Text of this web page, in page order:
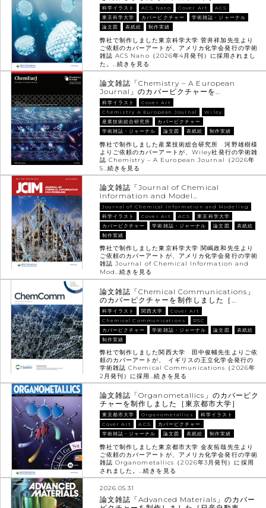
科学イラスト ACS Nano Cover Art
ACS
東京科学大学
カバーピクチャー
学術雑誌・ジャーナル
論文図
表紙絵 制作実績
弊社で制作しました東京科学大学 菅井祥加先生より
ご依頼のカバーアートが、アメリカ化学会発行の学術
雑誌 ACS Nano（2026年4月発刊）に採用されまし
た。…続きを見る
論文雑誌「Chemistry – A European
Journal」のカバーピクチャーを…
科学イラスト
Cover Art
Chemistry A European Journal
Wiley
産業技術総合研究所
カバーピクチャー
学術雑誌・ジャーナル
論文図 表紙絵 制作実績
弊社で制作しました産業技術総合研究所 河野雄樹様
よりご依頼のカバーアートが、Wiley社発行の学術雑
誌 Chemistry – A European Journal（2026年
5…続きを見る
論文雑誌「Journal of Chemical
Information and Model…
Journal of Chemical Information and Modeling
科学イラスト
Cover Art ACS
東京科学大学
カバーピクチャー
学術雑誌・ジャーナル 論文図
表紙絵
制作実績
弊社で制作しました東京科学大学 関嶋政和先生より
ご依頼のカバーアートが、アメリカ化学会発行の学術
雑誌 Journal of Chemical Information and
Mod…続きを見る
論文雑誌「Chemical Communications」
のカバーピクチャーを制作しました［…
科学イラスト 関西大学
Cover Art
Chemical Communications
RSC
カバーピクチャー
学術雑誌・ジャーナル 論文図
表紙絵
制作実績
弊社で制作しました関西大学 田中俊輔先生よりご依
頼のカバーアートが、 イギリスの王立化学会発行の
学術雑誌 Chemical Communications（2026年
2月発刊）に採用…続きを見る
論文雑誌「Organometallics」のカバーピク
チャーを制作しました［東京都市大学］
東京都市大学 Organometallics
科学イラスト
Cover Art
ACS
カバーピクチャー
学術雑誌・ジャーナル
論文図 表紙絵 制作実績
弊社で制作しました東京都市大学 金友拓哉先生より
ご依頼のカバーアートが、アメリカ化学会発行の学術
雑誌 Organometallics（2026年3月発刊）に採用
されました。…続きを見る
2026.05.31
論文雑誌「Advanced Materials」のカバー